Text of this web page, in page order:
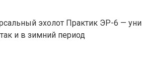
эхолот Практик ЭР-6 —
и в зимний период